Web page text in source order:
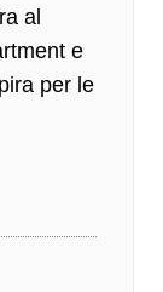
al
e
per le